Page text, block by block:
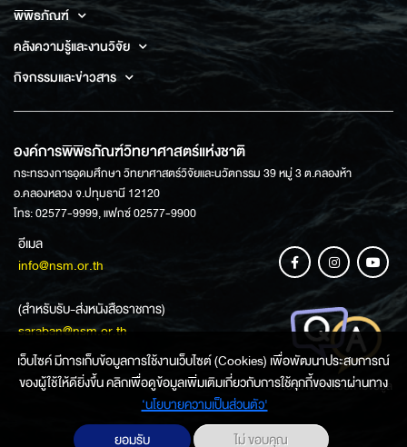
พิพิธภัณฑ์
คลังความรู้และงานวิจัย
กิจกรรมและข่าวสาร
องค์การพิพิธภัณฑ์วิทยาศาสตร์แห่งชาติ
กระทรวงการอุดมศึกษา วิทยาศาสตร์วิจัยและนวัตกรรม 39 หมู่ 3 ต.คลองห้า
อ.คลองหลวง จ.ปทุมธานี 12120
โทร: 02577-9999, แฟกซ์ 02577-9900
อีเมล
info@nsm.or.th
(สำหรับรับ-ส่งหนังสือราชการ)
saraban@nsm.or.th
ช่องทางการสอบถามข้อมูล
เว็บไซค์ มีการเก็บข้อมูลการใช้งานเว็บไซต์ (Cookies) เพื่อพัฒนาประสบการณ์
ของผู้ใช้ให้ดียิ่งขึ้น คลิกเพื่อดูข้อมูลเพิ่มเติมเกี่ยวกับการใช้คุกกี้ของเราผ่านทาง
‘นโยบายความเป็นส่วนตัว'
ยอมรับ
ไม่ ขอบคุณ